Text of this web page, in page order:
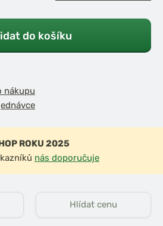
do košíku
nákupu
ROKU 2025
nás doporučuje
Hlídat cenu